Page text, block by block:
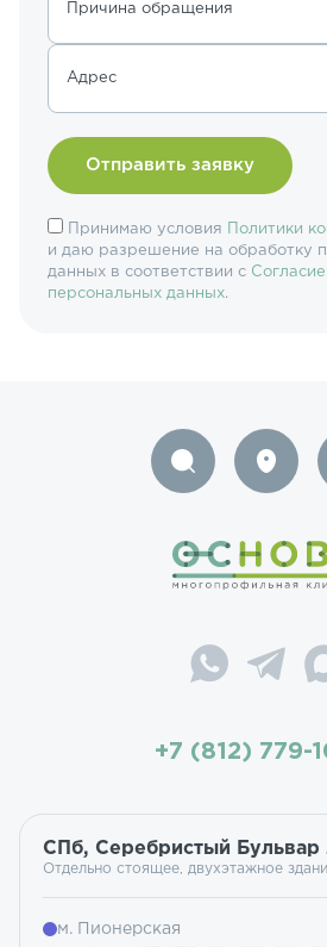
Причина обращения
Адрес
Принимаю условия
Политики
и даю разрешение на обработку
данных в соответствии с
персональных данных.
+7 (812) 779-
СПб, Серебристый Бульвар
Отдельно стоящее, двухэтажное
м. Пионерская